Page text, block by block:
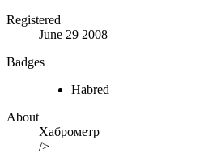
Registered
June 29 2008
Badges
Habred
About
Хаброметр
/>